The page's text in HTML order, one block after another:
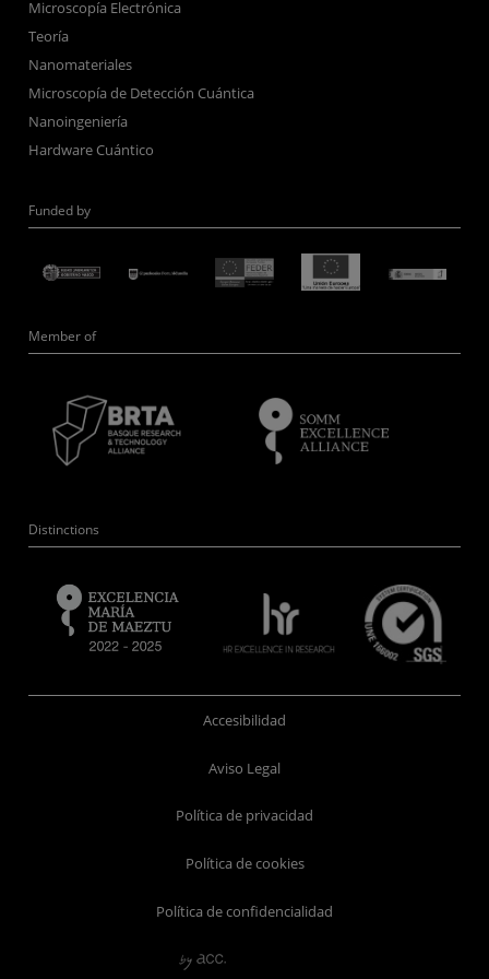
Microscopía Electrónica
Teoría
Nanomateriales
Microscopía de Detección Cuántica
Nanoingeniería
Hardware Cuántico
Funded by
Member of
Distinctions
Accesibilidad
Aviso Legal
Política de privacidad
Política de cookies
Política de confidencialidad